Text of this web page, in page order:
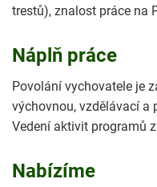
trestů), znalost práce na
Náplň práce
Povolání vychovatele je
výchovnou, vzdělávací a
Vedení aktivit programů
Nabízíme